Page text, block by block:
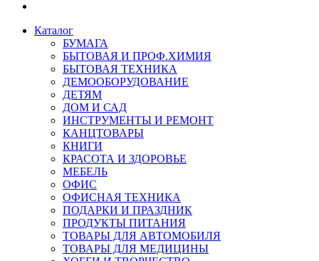
Каталог
БУМАГА
БЫТОВАЯ И ПРОФ.ХИМИЯ
БЫТОВАЯ ТЕХНИКА
ДЕМООБОРУДОВАНИЕ
ДЕТЯМ
ДОМ И САД
ИНСТРУМЕНТЫ И РЕМОНТ
КАНЦТОВАРЫ
КНИГИ
КРАСОТА И ЗДОРОВЬЕ
МЕБЕЛЬ
ОФИС
ОФИСНАЯ ТЕХНИКА
ПОДАРКИ И ПРАЗДНИК
ПРОДУКТЫ ПИТАНИЯ
ТОВАРЫ ДЛЯ АВТОМОБИЛЯ
ТОВАРЫ ДЛЯ МЕДИЦИНЫ